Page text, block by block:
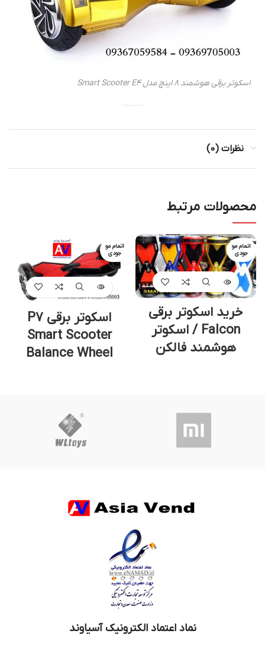
اسکوتر برقی هوشمند 8 اینچ مدل Smart Scooter E4
نظرات (0)
محصولات مرتبط
اتمام مو
جودی
خرید اسکوتر برقی
Falcon / اسکوتر
هوشمند فالکن
اتمام مو
جودی
اسکوتر برقی P7
Smart Scooter
Balance Wheel
نماد اعتماد الکترونیک آسیاوند